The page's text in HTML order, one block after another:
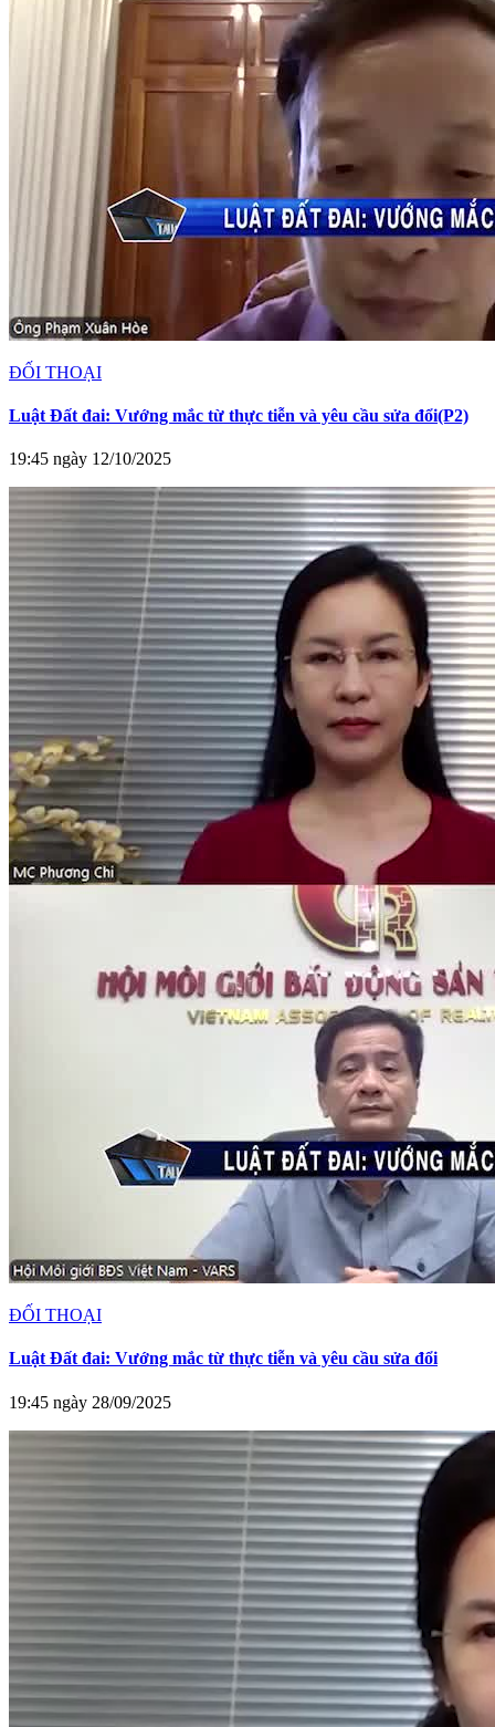
ĐỐI THOẠI
Luật Đất đai: Vướng mắc từ thực tiễn và yêu cầu sửa đổi(P2)
19:45 ngày 12/10/2025
ĐỐI THOẠI
Luật Đất đai: Vướng mắc từ thực tiễn và yêu cầu sửa đổi
19:45 ngày 28/09/2025